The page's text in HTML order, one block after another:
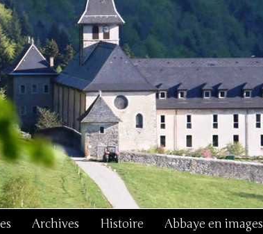
Archives Histoire Abbaye en images